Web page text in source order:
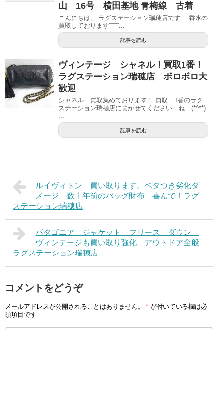
山 16号 横田基地 青梅線 古着
こんにちは。 ラグステーション瑞穂店です。 香水の
買取しております”””””...
記事を読む
ヴィンテージ シャネル！買取1番！
ラグステーション瑞穂店 ボロボロ大
歓迎
シャネル 買取集めております！ 買取 1番のラグ
ステーション瑞穂店にまかせてください ね (*^^*)
記事を読む
ルイヴィトン 買い取ります。ベタつき劣化ダ
メージ 数十年前のバッグ財布 喜んで！ラグ
ステーション瑞穂店
パタゴニア ジャケット フリース ダウン
ヴィンテージも買い取り強化 アウトドア全般
ラグステーション瑞穂店
コメントをどうぞ
メールアドレスが公開されることはありません。 * が付いている欄は必
須項目です